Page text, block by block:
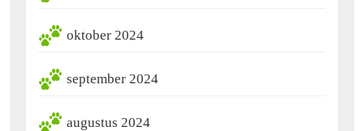
oktober 2024
september 2024
augustus 2024